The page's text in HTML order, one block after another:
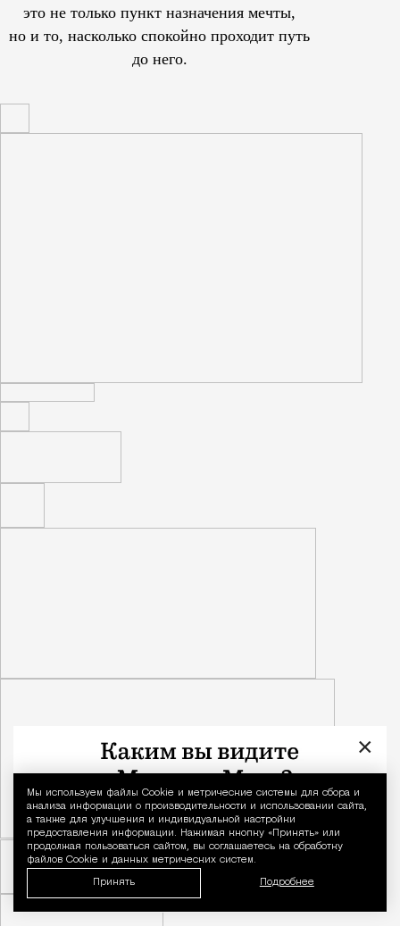
Уведомление
Мы используем файлы Сookie и метрические системы для сбора и
анализа информации о производительности и использовании сайта,
а также для улучшения и индивидуальной настройки
предоставления информации. Нажимая кнопку «Принять» или
продолжая пользоваться сайтом, вы соглашаетесь на обработку
файлов Cookie и данных метрических систем.
Принять Подробнее
это не только пункт назначения мечты,
но и то, насколько спокойно проходит путь
до него.
×